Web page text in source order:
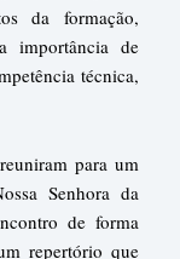
da formação,
importância de
técnica,
para um
Senhora da
de forma
repertório que